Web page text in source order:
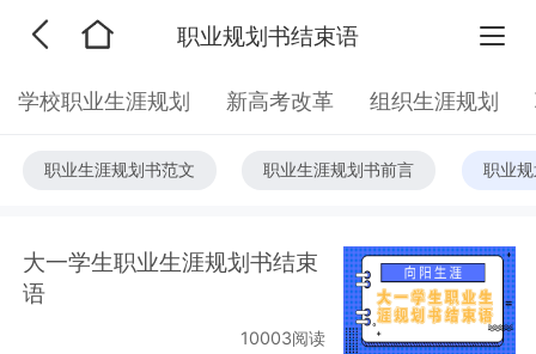
职业规划书结束语
学校职业生涯规划 新高考改革 组织生涯规划
职业生涯规划书范文 职业生涯规划书前言 职业
大一学生职业生涯规划书结束
语
10003阅读